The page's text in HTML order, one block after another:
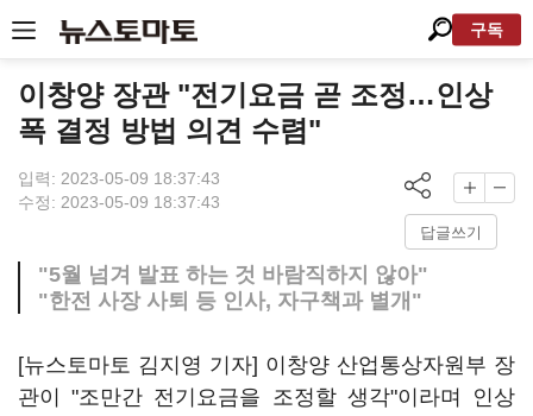
구독
이창양 장관 "전기요금 곧 조정…인상
폭 결정 방법 의견 수렴"
입력: 2023-05-09 18:37:43
수정: 2023-05-09 18:37:43
답글쓰기
"5월 넘겨 발표 하는 것 바람직하지 않아"
"한전 사장 사퇴 등 인사, 자구책과 별개"
[뉴스토마토 김지영 기자] 이창양 산업통상자원부 장
관이 "조만간 전기요금을 조정할 생각"이라며 인상